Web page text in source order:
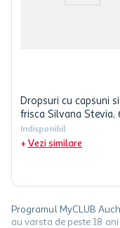
Dropsuri cu capsuni si
frisca Silvana Stevia,
Indisponibil
Vezi similare
Programul MyCLUB
au varsta de peste 18